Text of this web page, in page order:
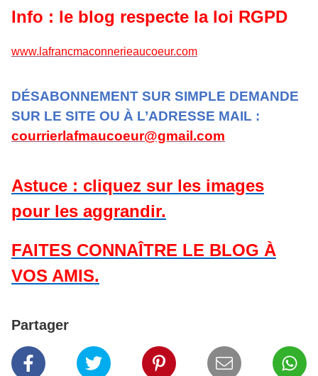
Info : le blog respecte la loi RGPD
www.lafrancmaconnerieaucoeur.com
DÉSABONNEMENT SUR SIMPLE DEMANDE
SUR LE SITE OU À L’ADRESSE MAIL :
courrierlafmaucoeur@gmail.com
Astuce : cliquez sur les images
pour les aggrandir.
FAITES CONNAÎTRE LE BLOG À
VOS AMIS.
Partager